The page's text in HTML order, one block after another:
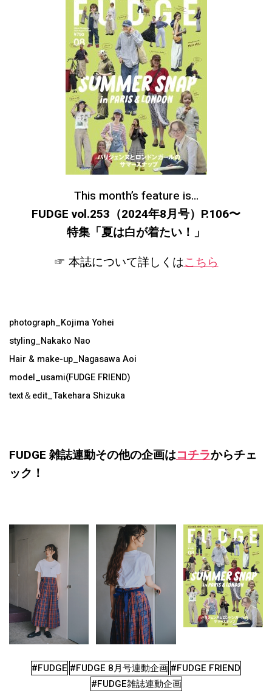
This month’s feature is…
FUDGE vol.253（2024年8月号）P.106〜
特集「夏は白が着たい！ 」
☞ 本誌について詳しくはこちら
photograph_Kojima Yohei
styling_Nakako Nao
Hair & make-up_Nagasawa Aoi
model_usami(FUDGE FRIEND)
text＆edit_Takehara Shizuka
FUDGE 雑誌連動その他の企画はコチラからチェ
ック！
#FUDGE #FUDGE 8月号連動企画 #FUDGE FRIEND
#FUDGE雑誌連動企画